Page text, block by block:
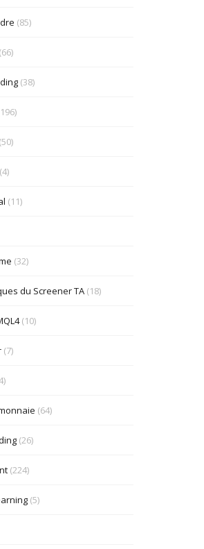
(85)
(38)
(50)
(11)
(32)
du Screener TA(18)
(10)
(7)
(64)
(26)
(224)
(5)